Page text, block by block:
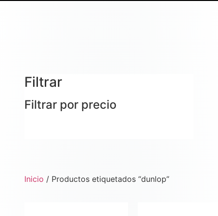
Filtrar
Filtrar por precio
Inicio / Productos etiquetados “dunlop”